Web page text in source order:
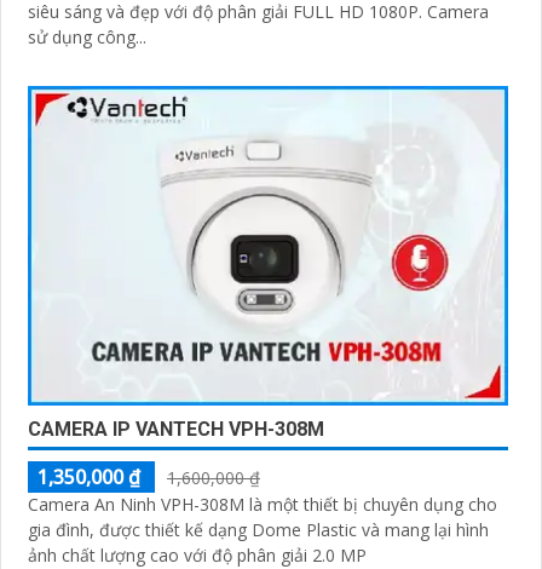
siêu sáng và đẹp với độ phân giải FULL HD 1080P. Camera
sử dụng công...
CAMERA IP VANTECH VPH-308M
1,350,000 ₫
1,600,000 ₫
Camera An Ninh VPH-308M là một thiết bị chuyên dụng cho
gia đình, được thiết kế dạng Dome Plastic và mang lại hình
ảnh chất lượng cao với độ phân giải 2.0 MP